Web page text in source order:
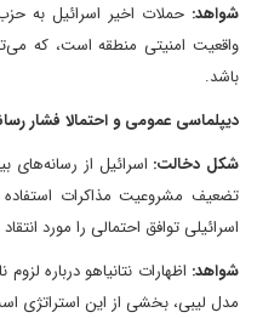
شواهد: حملات اخیر اسرائیل به
واقعیت امنیتی منطقه است، که
باشد.
دیپلماسی عمومی و احتمالا فشار
شکل دخالت: اسرائیل از رسانه‌های
تضعیف مشروعیت مذاکرات
اسرائیلی توافق احتمالی را مورد انتقاد
شواهد: اظهارات نتانیاهو درباره
مدل لیبی، بخشی از این استراتژی